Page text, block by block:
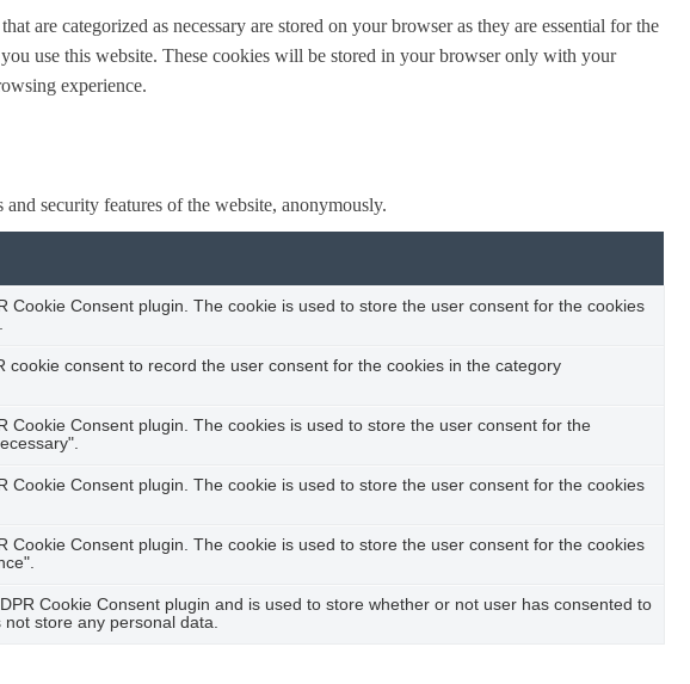
are categorized as necessary are stored on your browser as they are essential for the
use this website. These cookies will be stored in your browser only with your
experience.
security features of the website, anonymously.
Cookie Consent plugin. The cookie is used to store the user consent for the cookies
cookie consent to record the user consent for the cookies in the category
Cookie Consent plugin. The cookies is used to store the user consent for the
Cookie Consent plugin. The cookie is used to store the user consent for the cookies
Cookie Consent plugin. The cookie is used to store the user consent for the cookies
Cookie Consent plugin and is used to store whether or not user has consented to
store any personal data.